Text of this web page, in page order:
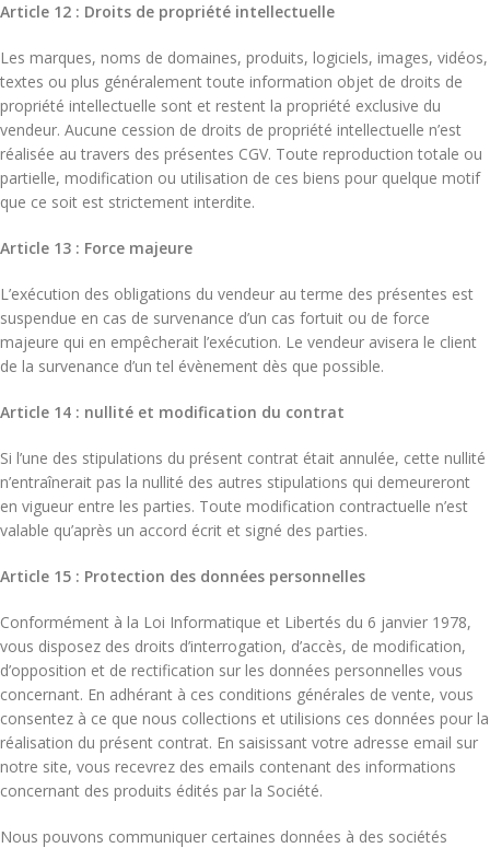
Article 12 : Droits de propriété intellectuelle
Les marques, noms de domaines, produits, logiciels, images, vidéos,
textes ou plus généralement toute information objet de droits de
propriété intellectuelle sont et restent la propriété exclusive du
vendeur. Aucune cession de droits de propriété intellectuelle n’est
réalisée au travers des présentes CGV. Toute reproduction totale ou
partielle, modification ou utilisation de ces biens pour quelque motif
que ce soit est strictement interdite.
Article 13 : Force majeure
L’exécution des obligations du vendeur au terme des présentes est
suspendue en cas de survenance d’un cas fortuit ou de force
majeure qui en empêcherait l’exécution. Le vendeur avisera le client
de la survenance d’un tel évènement dès que possible.
Article 14 : nullité et modification du contrat
Si l’une des stipulations du présent contrat était annulée, cette nullité
n’entraînerait pas la nullité des autres stipulations qui demeureront
en vigueur entre les parties. Toute modification contractuelle n’est
valable qu’après un accord écrit et signé des parties.
Article 15 : Protection des données personnelles
Conformément à la Loi Informatique et Libertés du 6 janvier 1978,
vous disposez des droits d’interrogation, d’accès, de modification,
d’opposition et de rectification sur les données personnelles vous
concernant. En adhérant à ces conditions générales de vente, vous
consentez à ce que nous collections et utilisions ces données pour la
réalisation du présent contrat. En saisissant votre adresse email sur
notre site, vous recevrez des emails contenant des informations
concernant des produits édités par la Société.
Nous pouvons communiquer certaines données à des sociétés